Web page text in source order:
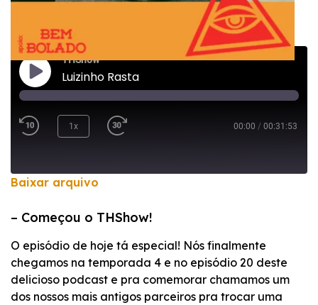
THShow
Luizinho Rasta
1x 00:00 / 00:31:53
FEED RSS
INCORPORAR
Baixar arquivo
– Começou o THShow!
O episódio de hoje tá especial! Nós finalmente
chegamos na temporada 4 e no episódio 20 deste
delicioso podcast e pra comemorar chamamos um
dos nossos mais antigos parceiros pra trocar uma